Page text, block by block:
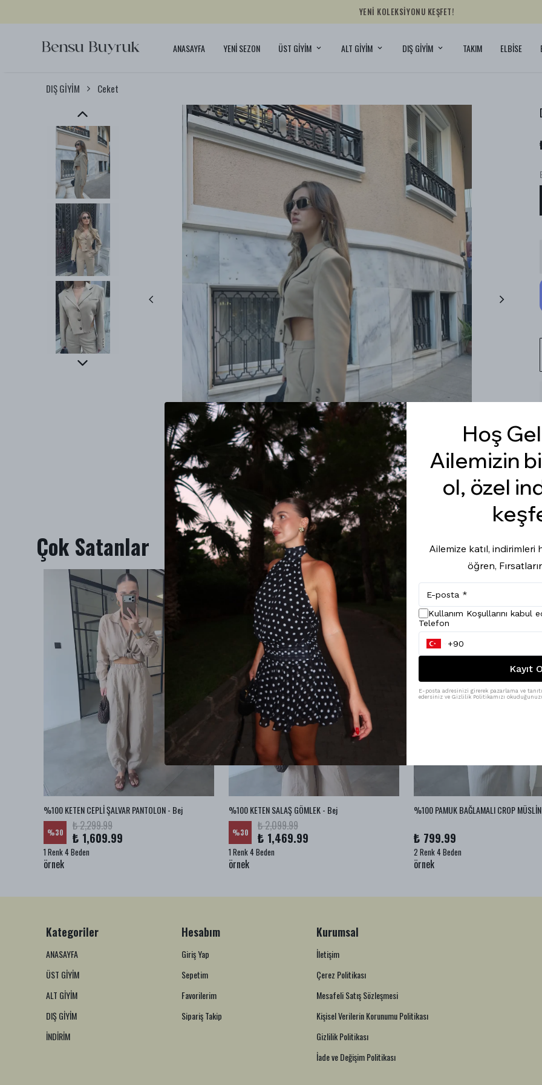
YENİ KOLEKSİYONU KEŞFET!
ANASAYFA YENİ SEZON ÜST GİYİM ALT GİYİM DIŞ GİYİM TAKIM ELBİSE
DIŞ GİYİM Ceket
Çok Satanlar
%100 KETEN CEPLİ ŞALVAR PANTOLON - Bej
%30 ₺ 2,299.99
₺ 1,609.99
1 Renk 4 Beden
örnek
%100 KETEN SALAŞ GÖMLEK - Bej
%30 ₺ 2,099.99
₺ 1,469.99
1 Renk 4 Beden
örnek
₺ 799.99
2 Renk 4 Beden
örnek
Kategoriler
ANASAYFA
ÜST GİYİM
ALT GİYİM
DIŞ GİYİM
İNDİRİM
Hesabım
Giriş Yap
Sepetim
Favorilerim
Sipariş Takip
Kurumsal
İletişim
Çerez Politikası
Mesafeli Satış Sözleşmesi
Kişisel Verilerin Korunumu Politikası
Gizlilik Politikası
İade ve Değişim Politikası
Hoş
Ailemizin
ol, özel
Ailemize katıl, indirimleri
öğren,
Kullanım Koşullarını kabul
Telefon
Kayıt
E-posta adresinizi girerek pazarlama ve
edersiniz ve Gizlilik Politikamızı